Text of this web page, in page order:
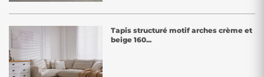
Tapis structuré motif arches crème et
beige 160...